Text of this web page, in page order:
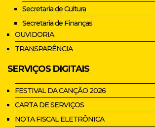
Secretaria de Cultura
Secretaria de Finanças
OUVIDORIA
TRANSPARÊNCIA
SERVIÇOS DIGITAIS
FESTIVAL DA CANÇÃO 2026
CARTA DE SERVIÇOS
NOTA FISCAL ELETRÔNICA